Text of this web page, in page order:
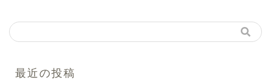
最近の投稿